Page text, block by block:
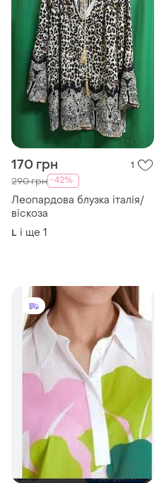
170 грн 1
290 грн -42%
Леопардова блузка італія/
віскоза
L і ще 1